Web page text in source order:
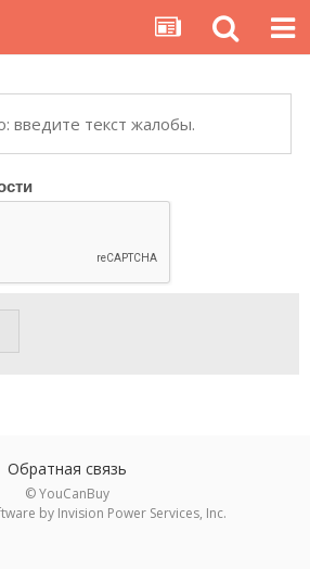
введите текст жалобы.
Обратная связь
© YouCanBuy
by Invision Power Services, Inc.